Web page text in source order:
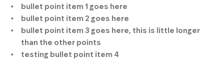
bullet point item 1 goes here
bullet point item 2 goes here
bullet point item 3 goes here, this is little longer
than the other points
testing bullet point item 4